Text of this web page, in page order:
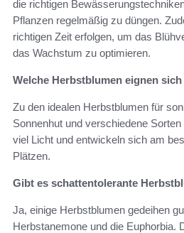
die richtigen
Pflanzen regelmäßig zu düngen.
richtigen Zeit erfolgen, um das
das Wachstum zu optimieren.
Welche Herbstblumen eignen
Zu den idealen Herbstblumen für
Sonnenhut und verschiedene
viel Licht und entwickeln sich am
Plätzen.
Gibt es schattentolerante
Ja, einige Herbstblumen gedeihen
Herbstanemone und die Euphorbia.